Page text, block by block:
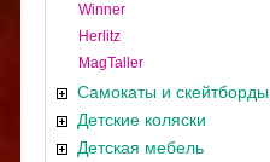
Winner
Herlitz
MagTaller
Самокаты и скейтборды
Детские коляски
Детская мебель